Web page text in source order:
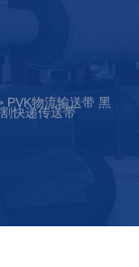
PVK物流输送带 黑
快递传送带